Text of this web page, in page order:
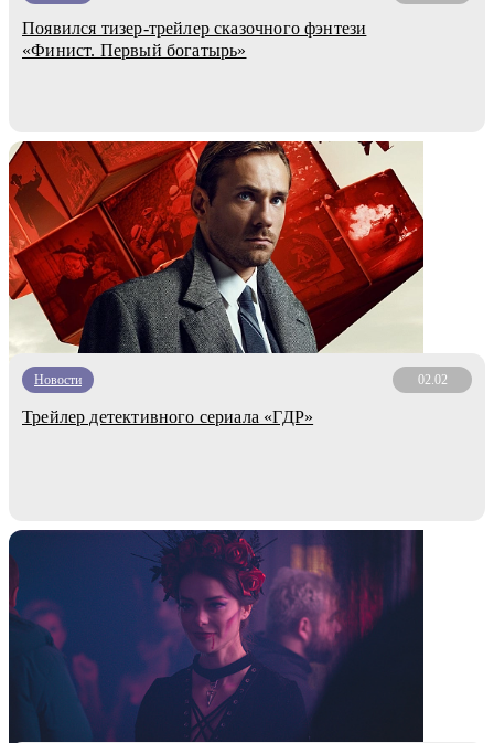
Появился тизер-трейлер сказочного фэнтези
«Финист. Первый богатырь»
Новости 02.02
Трейлер детективного сериала «ГДР»